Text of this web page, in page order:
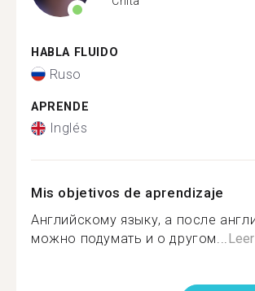
HABLA FLUIDO
Ruso
APRENDE
Inglés
Mis objetivos de aprendizaje
Английскому языку, а после
можно подумать и о другом...